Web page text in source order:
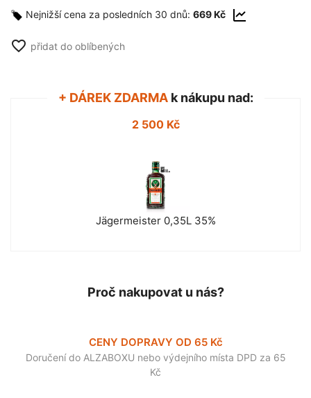
Nejnižší cena za posledních 30 dnů: 669 Kč
favorite_border přidat do oblíbených
+ DÁREK ZDARMAk nákupu nad:
2 500 Kč
Jägermeister 0,35L 35%
Proč nakupovat u nás?
CENY DOPRAVY OD 65 Kč
Doručení do ALZABOXU nebo výdejního místa DPD za 65
Kč